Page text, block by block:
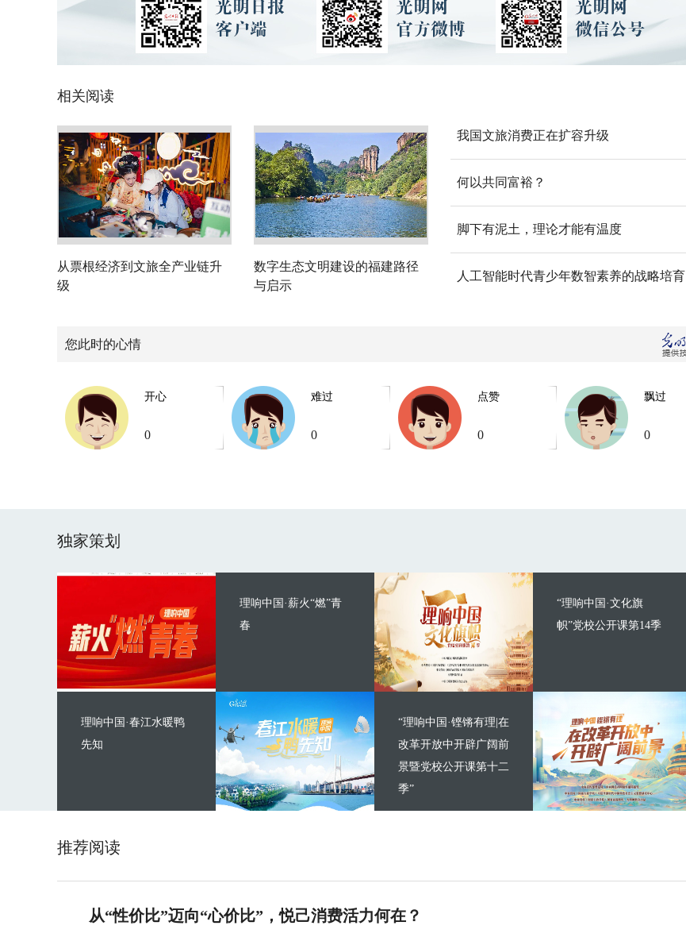
相关阅读
从票根经济到文旅全产业链升
级
数字生态文明建设的福建路径
与启示
我国文旅消费正在扩容升级
何以共同富裕？
脚下有泥土，理论才能有温度
人工智能时代青少年数智素养的战略培育
您此时的心情
开心
0
难过
0
点赞
0
飘过
0
独家策划
理响中国·薪火“燃”青
春
理响中国·春江水暖鸭
先知
“理响中国·文化旗
帜”党校公开课第14季
“理响中国·铿锵有理|在
改革开放中开辟广阔前
景暨党校公开课第十二
季”
推荐阅读
从“性价比”迈向“心价比”，悦己消费活力何在？